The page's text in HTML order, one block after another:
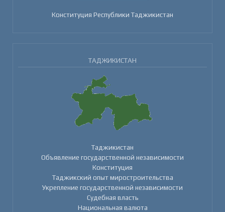
Конституция Республики Таджикистан
ТАДЖИКИСТАН
Таджикистан
Объявление государственной независимости
Конституция
Таджикский опыт миростроительства
Укрепление государственной независимости
Судебная власть
Национальная валюта